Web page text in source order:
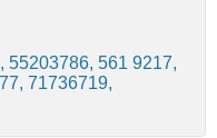
55203786, 561 9217,
71736719,